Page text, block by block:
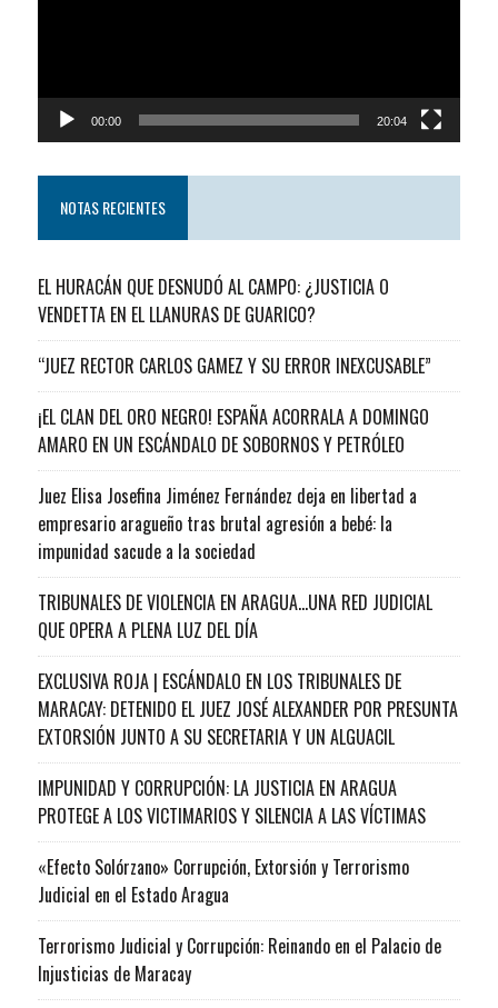
00:00 20:04
NOTAS RECIENTES
EL HURACÁN QUE DESNUDÓ AL CAMPO: ¿JUSTICIA O
VENDETTA EN EL LLANURAS DE GUARICO?
“JUEZ RECTOR CARLOS GAMEZ Y SU ERROR INEXCUSABLE”
¡EL CLAN DEL ORO NEGRO! ESPAÑA ACORRALA A DOMINGO
AMARO EN UN ESCÁNDALO DE SOBORNOS Y PETRÓLEO
Juez Elisa Josefina Jiménez Fernández deja en libertad a
empresario aragueño tras brutal agresión a bebé: la
impunidad sacude a la sociedad
TRIBUNALES DE VIOLENCIA EN ARAGUA…UNA RED JUDICIAL
QUE OPERA A PLENA LUZ DEL DÍA
EXCLUSIVA ROJA | ESCÁNDALO EN LOS TRIBUNALES DE
MARACAY: DETENIDO EL JUEZ JOSÉ ALEXANDER POR PRESUNTA
EXTORSIÓN JUNTO A SU SECRETARIA Y UN ALGUACIL
IMPUNIDAD Y CORRUPCIÓN: LA JUSTICIA EN ARAGUA
PROTEGE A LOS VICTIMARIOS Y SILENCIA A LAS VÍCTIMAS
«Efecto Solórzano» Corrupción, Extorsión y Terrorismo
Judicial en el Estado Aragua
Terrorismo Judicial y Corrupción: Reinando en el Palacio de
Injusticias de Maracay